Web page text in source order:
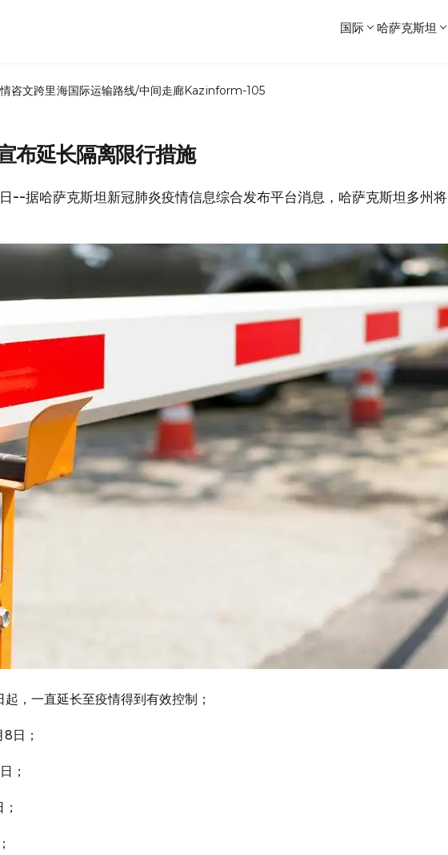
国际 哈萨克斯坦
咨文跨里海国际运输路线/中间走廊Kazinform-105
布延长隔离限行措施
--据哈萨克斯坦新冠肺炎疫情信息综合发布平台消息，哈萨克斯坦多州将
，一直延长至疫情得到有效控制；
日；
；